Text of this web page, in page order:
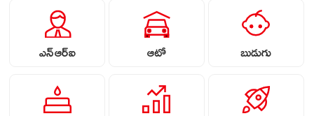
ఎన్ఆర్ఐ ఆటో బుడుగు